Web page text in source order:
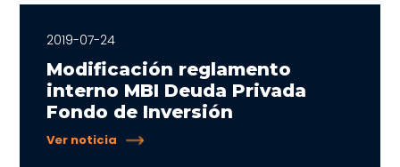
2019-07-24
Modificación reglamento
interno MBI Deuda Privada
Fondo de Inversión
Ver noticia